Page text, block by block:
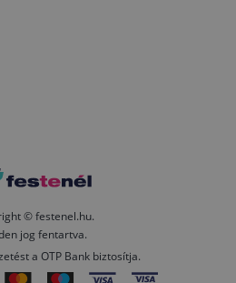
© festenel.hu.
jog fentartva.
a OTP Bank biztosítja.